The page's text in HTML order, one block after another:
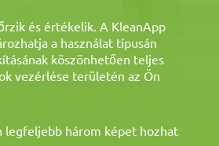
és értékelik. A KleanApp
a használat típusán
köszönhetően teljes
vezérlése területén az Ön
legfeljebb három képet hozhat